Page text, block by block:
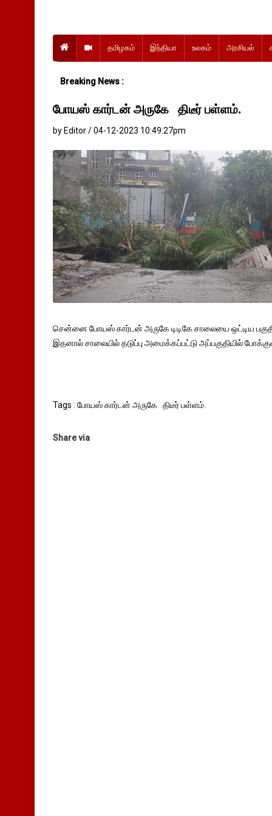
தமிழகம் இந்தியா உலகம் அரசியல்
Breaking News :
போயஸ் கார்டன் அருகே திடீர் பள்ளம்.
by Editor / 04-12-2023 10:49:27pm
சென்னை போயஸ் கார்டன் அருகே டிடிகே சாலையை ஒட்டிய
இதனால் சாலையில் தடுப்பு அமைக்கப்பட்டு அப்பகுதியில்
Tags : போயஸ் கார்டன் அருகே திடீர் பள்ளம்.
Share via